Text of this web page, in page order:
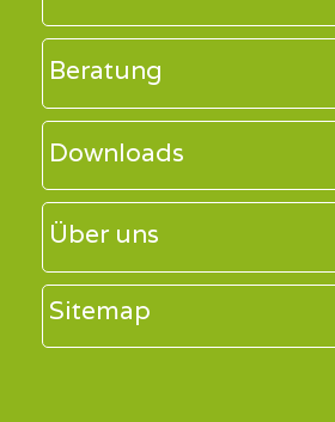
Beratung
Downloads
Über uns
Sitemap